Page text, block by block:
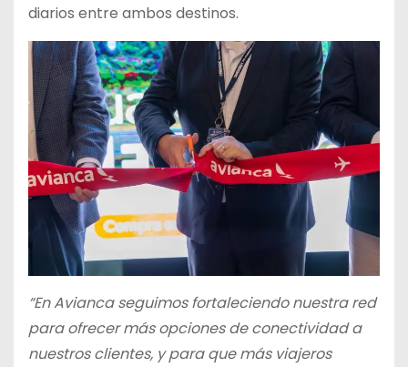
diarios entre ambos destinos.
“En Avianca seguimos fortaleciendo nuestra red
para ofrecer más opciones de conectividad a
nuestros clientes, y para que más viajeros